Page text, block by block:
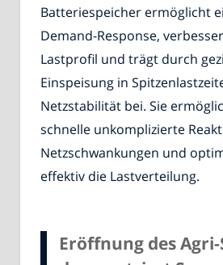
Batteriespeicher ermöglicht
Demand-Response,
Lastprofil und trägt durch
Einspeisung in
Netzstabilität bei. Sie
schnelle unkomplizierte
Netzschwankungen und
effektiv die Lastverteilung.
Eröffnung des